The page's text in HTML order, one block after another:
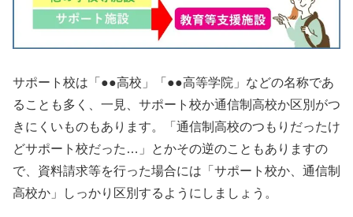
サポート校は「●●高校」「●●高等学院」などの名称であ
ることも多く、一見、サポート校か通信制高校か区別がつ
きにくいものもあります。「通信制高校のつもりだったけ
どサポート校だった…」とかその逆のこともありますの
で、資料請求等を行った場合には「サポート校か、通信制
高校か」しっかり区別するようにしましょう。